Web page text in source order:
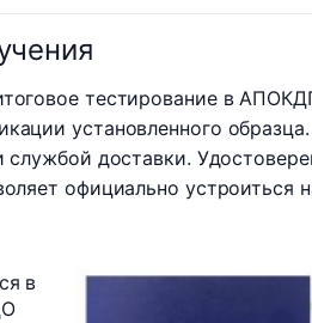
тестирование в
установленного
доставки.
официально устроиться
в